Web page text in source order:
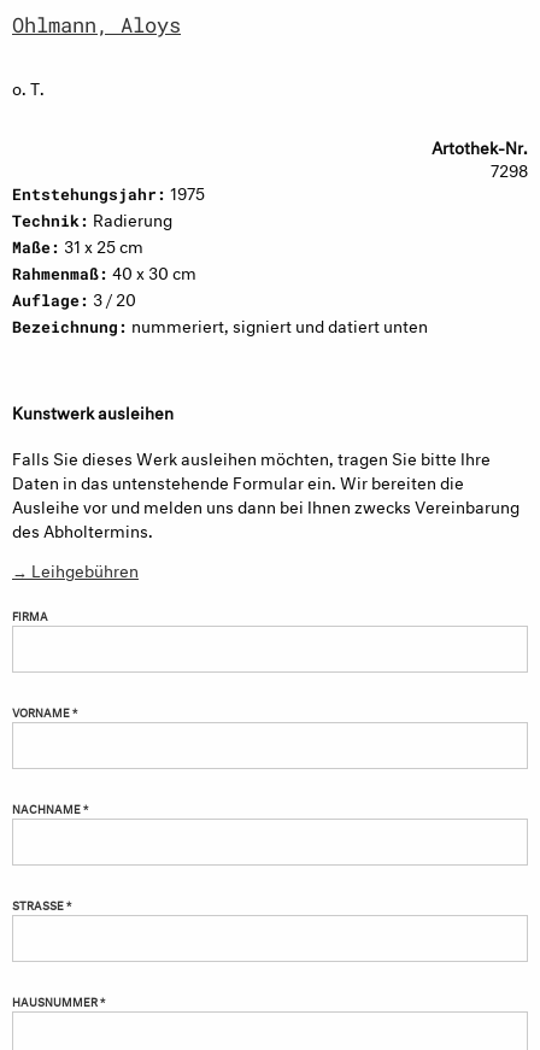
Ohlmann, Aloys
o. T.
Artothek-Nr.
7298
Entstehungsjahr: 1975
Technik: Radierung
Maße: 31 x 25 cm
Rahmenmaß: 40 x 30 cm
Auflage: 3 / 20
Bezeichnung: nummeriert, signiert und datiert unten
Kunstwerk ausleihen
Falls Sie dieses Werk ausleihen möchten, tragen Sie bitte Ihre
Daten in das untenstehende Formular ein. Wir bereiten die
Ausleihe vor und melden uns dann bei Ihnen zwecks Vereinbarung
des Abholtermins.
→ Leihgebühren
FIRMA
VORNAME *
NACHNAME *
STRASSE *
HAUSNUMMER *